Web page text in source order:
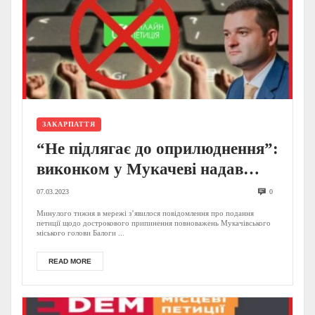
ЗАКАРПАТТЯ
“Не підлягає до оприлюднення”:
виконком у Мукачеві надав
відповідь щодо петиції про
припинення повноважень мера
Балоги (ДОКУМЕНТ)
07.03.2023 0
Минулого тижня в мережі з’явилося повідомлення про подання
петиції щодо дострокового припинення повноважень Мукачівського
міського голови Балоги ...
READ MORE